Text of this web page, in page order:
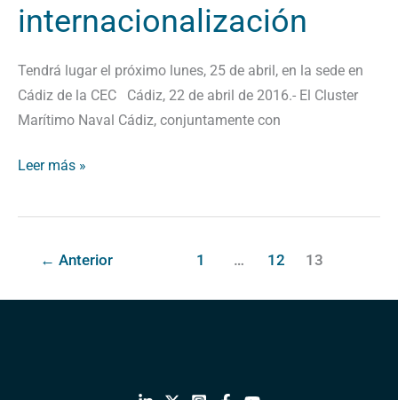
internacionalización
Tendrá lugar el próximo lunes, 25 de abril, en la sede en
Cádiz de la CEC Cádiz, 22 de abril de 2016.- El Cluster
Marítimo Naval Cádiz, conjuntamente con
Leer más »
← Anterior 1 … 12 13